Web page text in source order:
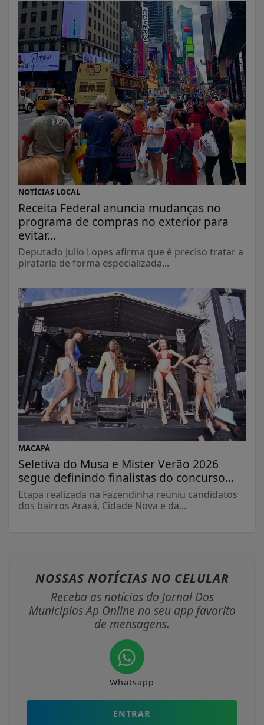
NOTÍCIAS LOCAL
Receita Federal anuncia mudanças no
programa de compras no exterior para
evitar...
Deputado Julio Lopes afirma que é preciso tratar a
pirataria de forma especializada...
MACAPÁ
Seletiva do Musa e Mister Verão 2026
segue definindo finalistas do concurso...
Etapa realizada na Fazendinha reuniu candidatos
dos bairros Araxá, Cidade Nova e da...
NOSSAS NOTÍCIAS NO CELULAR
Receba as notícias do Jornal Dos
Municípios Ap Online no seu app favorito
de mensagens.
Whatsapp
ENTRAR